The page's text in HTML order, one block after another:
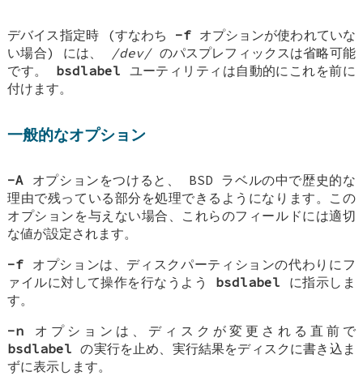
デバイス指定時 (すなわち -f オプションが使われていな
い場合) には、
/dev/のパスプレフィックスは省略可能
です。 bsdlabel ユーティリティは自動的にこれを前に
付けます。
一般的なオプション
-A オプションをつけると、 BSD ラベルの中で歴史的な
理由で残っている部分を処理できるようになります。この
オプションを与えない場合、これらのフィールドには適切
な値が設定されます。
-f オプションは、ディスクパーティションの代わりにフ
ァイルに対して操作を行なうよう bsdlabel に指示しま
す。
-n オプションは、ディスクが変更される直前で
bsdlabel の実行を止め、実行結果をディスクに書き込ま
ずに表示します。